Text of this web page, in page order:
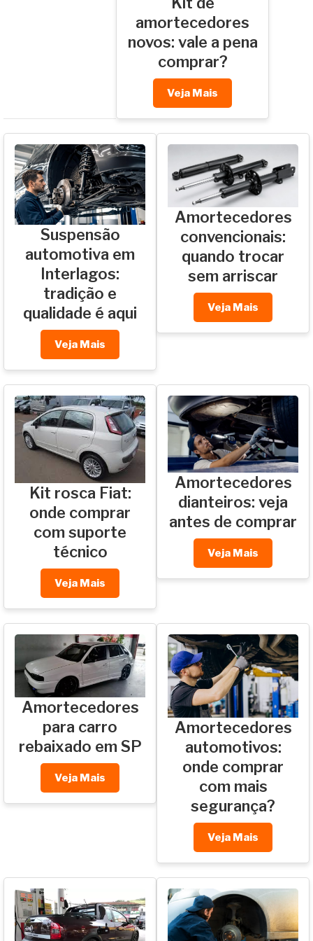
amortecedores
novos: vale a pena
comprar?
Veja Mais
Suspensão
automotiva em
Interlagos:
tradição e
qualidade é aqui
Veja Mais
Amortecedores
convencionais:
quando trocar
sem arriscar
Veja Mais
Kit rosca Fiat:
onde comprar
com suporte
técnico
Veja Mais
Amortecedores
dianteiros: veja
antes de comprar
Veja Mais
Amortecedores
para carro
rebaixado em SP
Veja Mais
Amortecedores
automotivos:
onde comprar
com mais
segurança?
Veja Mais